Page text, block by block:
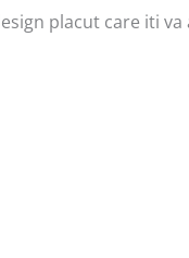
placut care iti va